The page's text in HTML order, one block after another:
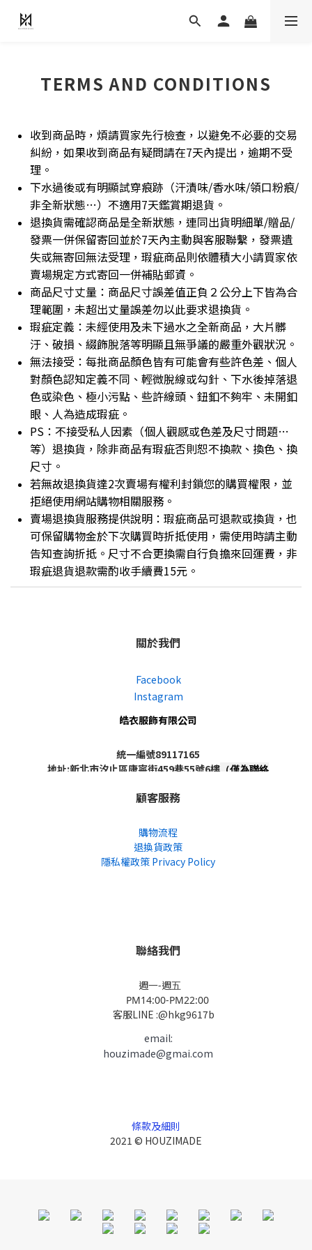
TERMS AND CONDITIONS
收到商品時，煩請買家先行檢查，以避免不必要的交易
糾紛，如果收到商品有疑問請在7天內提出，逾期不受
理。
下水過後或有明顯試穿痕跡（汗漬味/香水味/領口粉痕/
非全新狀態…）不適用7天鑑賞期退貨。
退換貨需確認商品是全新狀態，連同出貨明細單/贈品/
發票一併保留寄回並於7天內主動與客服聯繫，發票遺
失或無寄回無法受理，瑕疵商品則依體積大小請買家依
賣場規定方式寄回一併補貼郵資。
商品尺寸丈量：商品尺寸誤差值正負２公分上下皆為合
理範圍，未超出丈量誤差勿以此要求退換貨。
瑕疵定義：未經使用及未下過水之全新商品，大片髒
汙、破損、綴飾脫落等明顯且無爭議的嚴重外觀狀況。
無法接受：每批商品顏色皆有可能會有些許色差、個人
對顏色認知定義不同、輕微脫線或勾針、下水後掉落退
色或染色、極小污點、些許線頭、鈕釦不夠牢、未開釦
眼、人為造成瑕疵。
PS：不接受私人因素（個人觀感或色差及尺寸問題…
等）退換貨，除非商品有瑕疵否則恕不換款、換色、換
尺寸。
若無故退換貨達2次賣場有權利封鎖您的購買權限，並
拒絕使用網站購物相關服務。
賣場退換貨服務提供說明：瑕疵商品可退款或換貨，也
可保留購物金於下次購買時折抵使用，需使用時請主動
告知查詢折抵。尺寸不合更換需自行負擔來回運費，非
瑕疵退貨退款需酌收手續費15元。
關於我們
Facebook
Instagram
皓衣服飾有限公司
統一編號89117165
地址:新北市汐止區康寧街459巷55號6樓 （僅為聯絡
顧客服務
購物流程
退換貨政策
隱私權政策 Privacy Policy
聯絡我們
週一-週五
PM14:00-PM22:00
客服LINE :@hkg9617b
email:
houzimade@gmai.com
條款及細則
2021 © HOUZIMADE